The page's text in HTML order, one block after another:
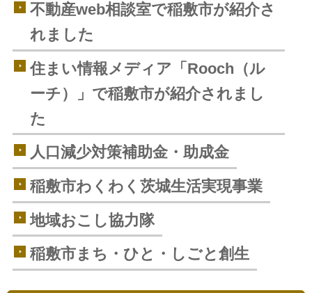
不動産web相談室で稲敷市が紹介さ
れました
住まい情報メディア「Rooch（ル
ーチ）」で稲敷市が紹介されまし
た
人口減少対策補助金・助成金
稲敷市わくわく茨城生活実現事業
地域おこし協力隊
稲敷市まち・ひと・しごと創生